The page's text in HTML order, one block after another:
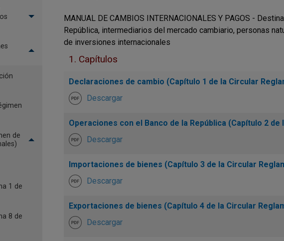
MANUAL DE CAMBIOS INTERNACIONALES Y PAGOS -
República, intermediarios del mercado cambiario, personas
de inversiones internacionales
1. Capítulos
Declaraciones de cambio (Capítulo 1 de la Circular
Descargar
Operaciones con el Banco de la República (Capítulo 2
Descargar
Importaciones de bienes (Capítulo 3 de la Circular
Descargar
Exportaciones de bienes (Capítulo 4 de la Circular
Descargar
de
1 de
8 de